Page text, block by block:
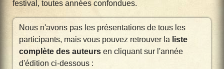
festival, toutes années confondues.
Nous n'avons pas les présentations de tous les
participants, mais vous pouvez retrouver la liste
complète des auteurs en cliquant sur l'année
d'édition ci-dessous :